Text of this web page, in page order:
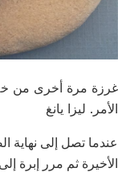
غرزة مرة أخرى من
الأمر. ليزا يانغ
عندما تصل إلى نهاية
الأخيرة ثم مرر إبرة